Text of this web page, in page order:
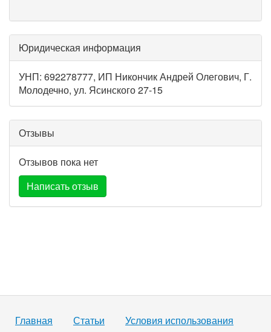
Юридическая информация
УНП: 692278777, ИП Никончик Андрей Олегович, Г.
Молодечно, ул. Ясинского 27-15
Отзывы
Отзывов пока нет
Написать отзыв
Главная Статьи
Условия использования